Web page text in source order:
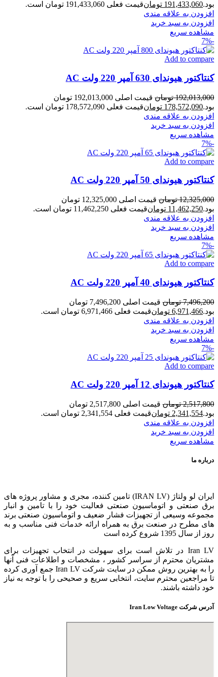
بود.191,433,060 تومانقیمت فعلی 191,433,060 تومان است.
افزودن به علاقه مندی
افزودن به سبد خرید
مشاهده سریع
-7%
Add to compare
کنتاکتور هیوندای 630 آمپر 220 ولت AC
192,013,000 تومان
قیمت اصلی 192,013,000 تومان
بود.178,572,090 تومانقیمت فعلی 178,572,090 تومان است.
افزودن به علاقه مندی
افزودن به سبد خرید
مشاهده سریع
-7%
Add to compare
کنتاکتور هیوندای 50 آمپر 220 ولت AC
12,325,000 تومان
قیمت اصلی 12,325,000 تومان
بود.11,462,250 تومانقیمت فعلی 11,462,250 تومان است.
افزودن به علاقه مندی
افزودن به سبد خرید
مشاهده سریع
-7%
Add to compare
کنتاکتور هیوندای 40 آمپر 220 ولت AC
7,496,200 تومان
قیمت اصلی 7,496,200 تومان
بود.6,971,466 تومانقیمت فعلی 6,971,466 تومان است.
افزودن به علاقه مندی
افزودن به سبد خرید
مشاهده سریع
-7%
Add to compare
کنتاکتور هیوندای 12 آمپر 220 ولت AC
2,517,800 تومان
قیمت اصلی 2,517,800 تومان
بود.2,341,554 تومانقیمت فعلی 2,341,554 تومان است.
افزودن به علاقه مندی
افزودن به سبد خرید
مشاهده سریع
درباره ما
ایران لو ولتاژ (IRAN LV) تامین کننده، مجری و مشاور پروژه های
برق صنعتی و اتوماسیون صنعتی فعالیت خود را با تامین و انبار
مجموعه وسیعی از تجهیزات فشار ضعیف و اتوماسیون صنعتی برند
های مطرح در صنعت برق به همراه ارائه خدمات فنی مناسب و به
روز از سال 1395 شروع کرده است
Iran LV در تلاش است برای سهولت در انتخاب تجهیزات برای
مشتریان محترم از سراسر کشور ، مشخصات و اطلاعات فنی آنها
را به بهترین روش ممکن در سایت شرکت Iran LV جمع آوری کرده
تا مراجعین محترم سایت، انتخابی سریع و صحیحی را با توجه به نیاز
خود داشته باشند.
آدرس شرکت Iran Low Voltage